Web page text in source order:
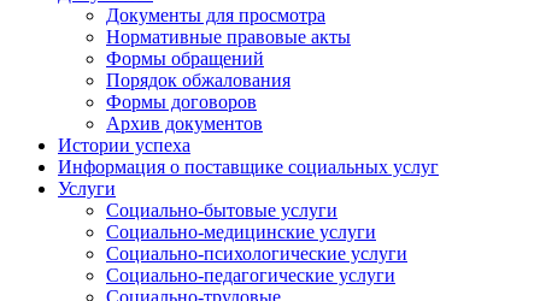
Документы для просмотра
Нормативные правовые акты
Формы обращений
Порядок обжалования
Формы договоров
Архив документов
Истории успеха
Информация о поставщике социальных услуг
Услуги
Социально-бытовые услуги
Социально-медицинские услуги
Социально-психологические услуги
Социально-педагогические услуги